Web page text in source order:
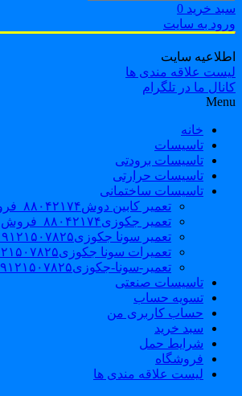
خرید 0
به سایت
سایت
علاقه مندی ها
ما در تلگرام
خانه
تاسیسات
تاسیسات برودتی
تاسیسات حرارتی
تاسیسات ساختمانی
تعمیر کابین دوش۸۸۰۴۲۱۷۴_فروش کابین دوش
تعمیر جکوزی۸۸۰۴۲۱۷۴_فروش وان_جکوزی
تعمیر سونا جکوزی۰۹۱۲۱۵۰۷۸۲۵#| Sauna | Jacuzzi
تعمیرات سونا جکوزی۰۹۱۲۱۵۰۷۸۲۵_تعمیر سونا بخار
تعمیر-سونا-جکوزی۰۹۱۲۱۵۰۷۸۲۵-sauna-jacuzzi
تاسیسات صنعتی
تسویه حساب
حساب کاربری من
سبد خرید
شرایط حمل
فروشگاه
لیست علاقه مندی ها